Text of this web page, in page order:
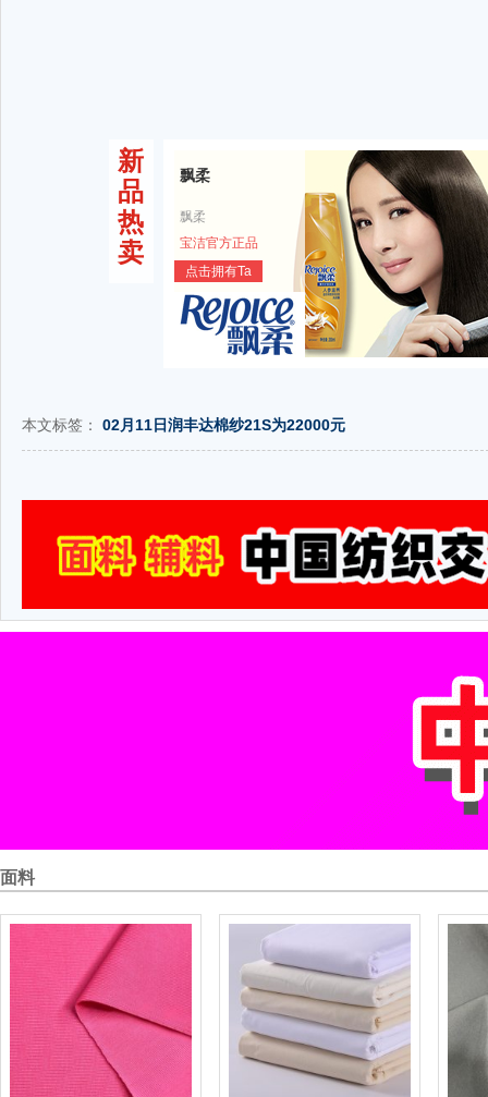
新
品
热
卖
飘柔
飘柔
宝洁官方正品
点击拥有Ta
本文标签： 02月11日润丰达棉纱21S为22000元
面料